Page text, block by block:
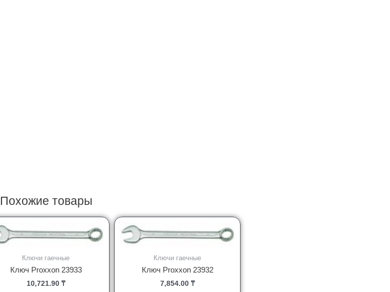
Похожие товары
Ключи гаечные
Ключ Proxxon 23933
10,721.90₸
Ключи гаечные
Ключ Proxxon 23932
7,854.00₸